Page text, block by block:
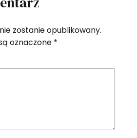
zostanie opublikowany.
oznaczone *